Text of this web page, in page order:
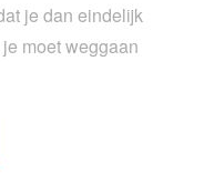
je dan eindelijk
moet weggaan